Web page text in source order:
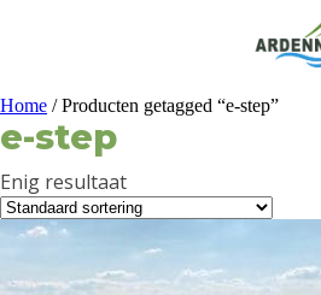
Home / Producten getagged “e-step”
e-step
Enig resultaat